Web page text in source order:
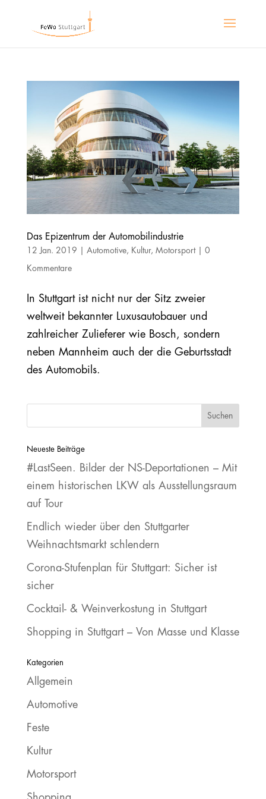
Das Epizentrum der Automobilindustrie
12 Jan. 2019 Automotive, Kultur, Motorsport| 0
Kommentare
In Stuttgart ist nicht nur der Sitz zweier
weltweit bekannter Luxusautobauer und
zahlreicher Zulieferer wie Bosch, sondern
neben Mannheim auch der die Geburtsstadt
des Automobils.
Neueste Beiträge
#LastSeen. Bilder der NS‐Deportationen – Mit
einem historischen LKW als Ausstellungsraum
auf Tour
Endlich wieder über den Stuttgarter
Weihnachtsmarkt schlendern
Corona-Stufenplan für Stuttgart: Sicher ist
sicher
Cocktail- & Weinverkostung in Stuttgart
Shopping in Stuttgart – Von Masse und Klasse
Kategorien
Allgemein
Automotive
Feste
Kultur
Motorsport